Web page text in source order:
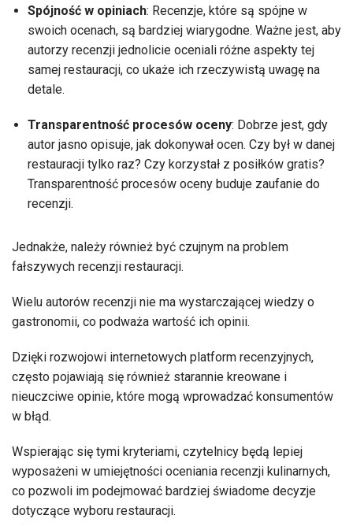
Spójność w opiniach: Recenzje, które są spójne w
swoich ocenach, są bardziej wiarygodne. Ważne jest, aby
autorzy recenzji jednolicie oceniali różne aspekty tej
samej restauracji, co ukaże ich rzeczywistą uwagę na
detale.
Transparentność procesów oceny: Dobrze jest, gdy
autor jasno opisuje, jak dokonywał ocen. Czy był w danej
restauracji tylko raz? Czy korzystał z posiłków gratis?
Transparentność procesów oceny buduje zaufanie do
recenzji.
Jednakże, należy również być czujnym na problem
fałszywych recenzji restauracji.
Wielu autorów recenzji nie ma wystarczającej wiedzy o
gastronomii, co podważa wartość ich opinii.
Dzięki rozwojowi internetowych platform recenzyjnych,
często pojawiają się również starannie kreowane i
nieuczciwe opinie, które mogą wprowadzać konsumentów
w błąd.
Wspierając się tymi kryteriami, czytelnicy będą lepiej
wyposażeni w umiejętności oceniania recenzji kulinarnych,
co pozwoli im podejmować bardziej świadome decyzje
dotyczące wyboru restauracji.